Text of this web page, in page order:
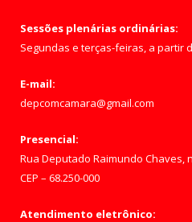
Sessões plenárias ordinárias:
Segundas e terças-feiras, a partir
E-mail:
depcomcamara@gmail.com
Presencial:
Rua Deputado Raimundo Chaves,
CEP – 68.250-000
Atendimento eletrônico: